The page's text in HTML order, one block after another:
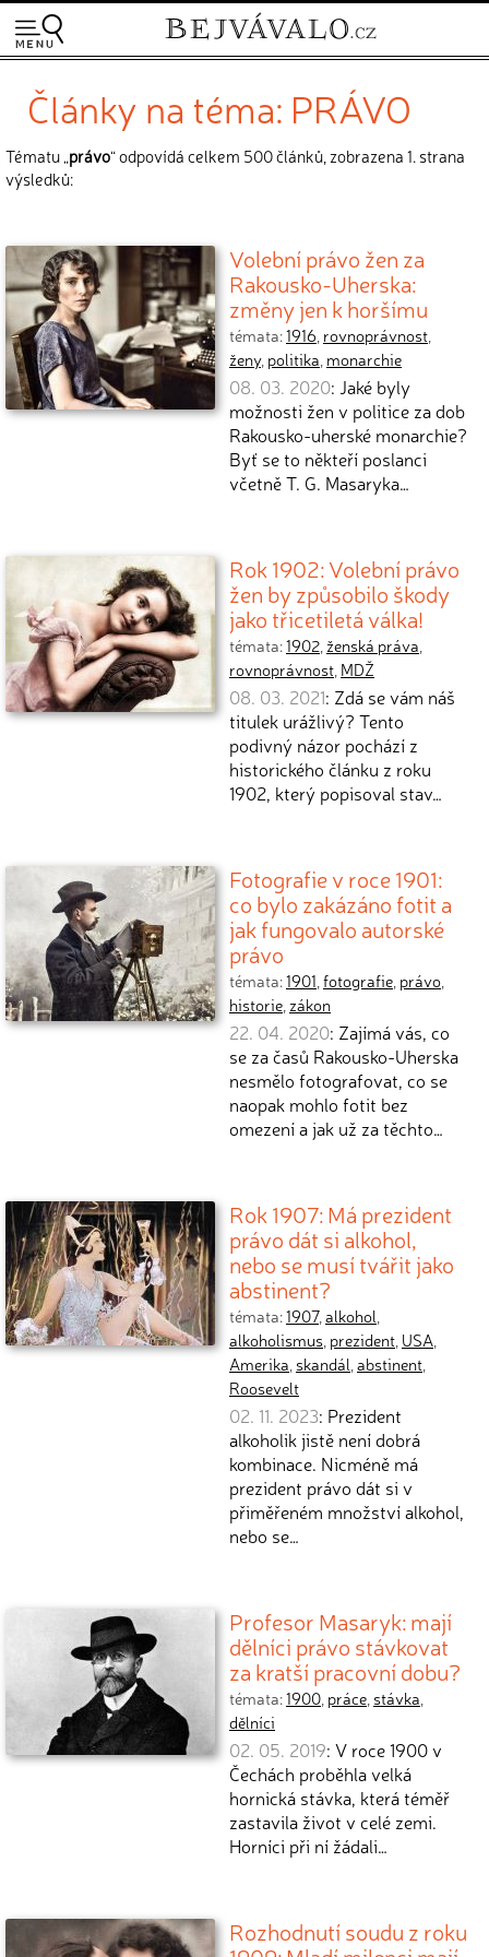
Články na téma: PRÁVO
Tématu „právo“ odpovídá celkem 500 článků, zobrazena 1. strana
výsledků:
Volební právo žen za
Rakousko-Uherska:
změny jen k horšímu
témata:1916, rovnoprávnost,
ženy, politika, monarchie
08. 03. 2020: Jaké byly
možnosti žen v politice za dob
Rakousko-uherské monarchie?
Byť se to někteří poslanci
včetně T. G. Masaryka…
Rok 1902: Volební právo
žen by způsobilo škody
jako třicetiletá válka!
témata:1902, ženská práva,
rovnoprávnost, MDŽ
08. 03. 2021: Zdá se vám náš
titulek urážlivý? Tento
podivný názor pochází z
historického článku z roku
1902, který popisoval stav…
Fotografie v roce 1901:
co bylo zakázáno fotit a
jak fungovalo autorské
právo
témata:1901,fotografie, právo,
historie, zákon
22. 04. 2020: Zajímá vás, co
se za časů Rakousko-Uherska
nesmělo fotografovat, co se
naopak mohlo fotit bez
omezení a jak už za těchto…
Rok 1907: Má prezident
právo dát si alkohol,
nebo se musí tvářit jako
abstinent?
témata:1907,alkohol,
alkoholismus, prezident, USA,
Amerika, skandál,abstinent,
Roosevelt
02. 11. 2023: Prezident
alkoholik jistě není dobrá
kombinace. Nicméně má
prezident právo dát si v
přiměřeném množství alkohol,
nebo se…
Profesor Masaryk: mají
dělníci právo stávkovat
za kratší pracovní dobu?
témata:1900, práce, stávka,
dělníci
02. 05. 2019: V roce 1900 v
Čechách proběhla velká
hornická stávka, která téměř
zastavila život v celé zemi.
Horníci při ní žádali…
Rozhodnutí soudu z roku